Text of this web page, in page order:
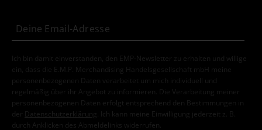
Ich bin damit einverstanden, den EMP-Newsletter zu erhalten und willige
ein, dass die E.M.P. Merchandising Handelsgesellschaft mbH meine
personenbezogenen Daten verarbeitet um mich individuell und
regelmäßig über ihr Angebot zu informieren. Die Verarbeitung meiner
personenbezogenen Daten erfolgt entsprechend den Bestimmungen in
der
Datenschutzerklärung
. Ich kann meine Einwilligung jederzeit z. B.
durch Anklicken des Abmeldelinks widerrufen.